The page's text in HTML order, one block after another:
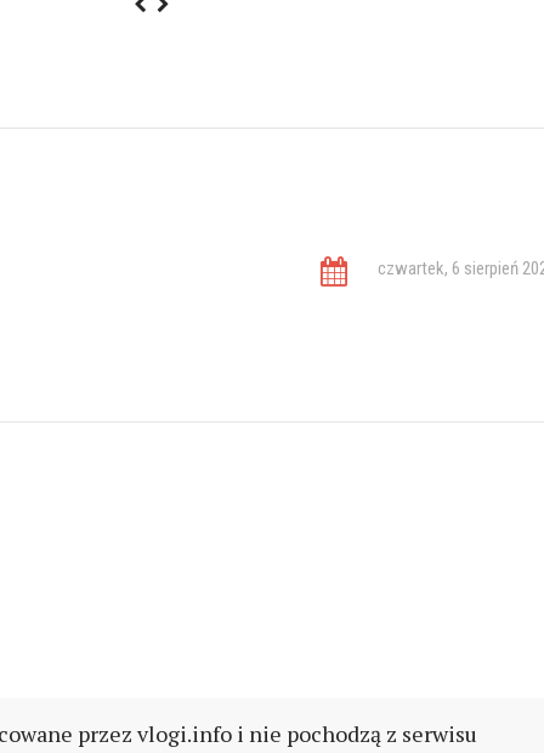
czwartek, 6 sierpień
przez vlogi.info i nie pochodzą z serwisu